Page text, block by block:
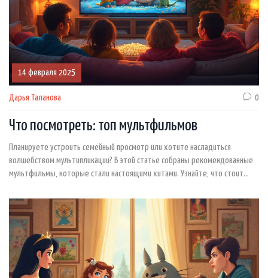
14 февраля 2025
Дарья Таланова 0
Что посмотреть: топ мультфильмов
Планируете устроить семейный просмотр или хотите насладиться
волшебством мультипликации? В этой статье собраны рекомендованные
мультфильмы, которые стали настоящими хитами. Узнайте, что стоит
анимированных шедевров. Вас ждут советы, которые помогут сделать
просмотр незабываемым.